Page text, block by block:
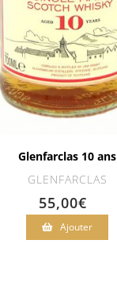
Glenfarclas 10 ans
GLENFARCLAS
55,00€
Ajouter